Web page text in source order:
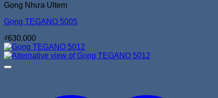
Gọng Nhựa Ultem
Gọng TEGANO 5005
₫630.000